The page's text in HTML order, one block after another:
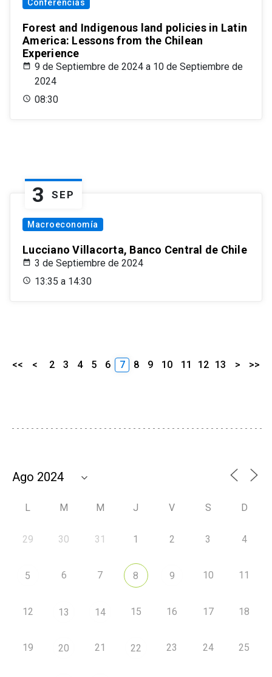
Conferencias
Forest and Indigenous land policies in Latin
America: Lessons from the Chilean
Experience
9 de Septiembre de 2024 a 10 de Septiembre de
2024
08:30
3 SEP
Macroeconomía
Lucciano Villacorta, Banco Central de Chile
3 de Septiembre de 2024
13:35 a 14:30
<< < 2 3 4 5 6 7 8 9 10 11 12 13 > >>
L M M J V S D
29 30 31 1 2 3 4
5 6 7 8 9 10 11
12 13 14 15 16 17 18
19 20 21 22 23 24 25